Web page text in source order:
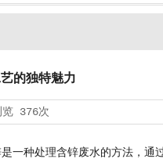
的独特魅力
览 376次
种处理含锌废水的方法，通